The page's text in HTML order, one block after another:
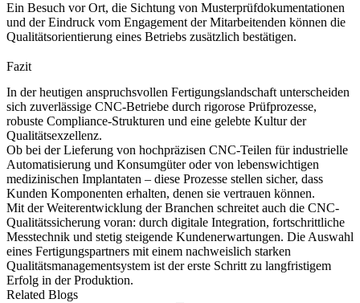
Ein Besuch vor Ort, die Sichtung von Musterprüfdokumentationen
und der Eindruck vom Engagement der Mitarbeitenden können die
Qualitätsorientierung eines Betriebs zusätzlich bestätigen.
Fazit
In der heutigen anspruchsvollen Fertigungslandschaft unterscheiden
sich zuverlässige CNC-Betriebe durch rigorose Prüfprozesse,
robuste Compliance-Strukturen und eine gelebte Kultur der
Qualitätsexzellenz.
Ob bei der Lieferung von hochpräzisen CNC-Teilen für industrielle
Automatisierung und Konsumgüteroder von lebenswichtigen
medizinischen Implantaten – diese Prozesse stellen sicher, dass
Kunden Komponenten erhalten, denen sie vertrauen können.
Mit der Weiterentwicklung der Branchen schreitet auch die CNC-
Qualitätssicherung voran: durch digitale Integration, fortschrittliche
Messtechnik und stetig steigende Kundenerwartungen. Die Auswahl
eines Fertigungspartners mit einem nachweislich starken
Qualitätsmanagementsystem ist der erste Schritt zu langfristigem
Erfolg in der Produktion.
Related Blogs